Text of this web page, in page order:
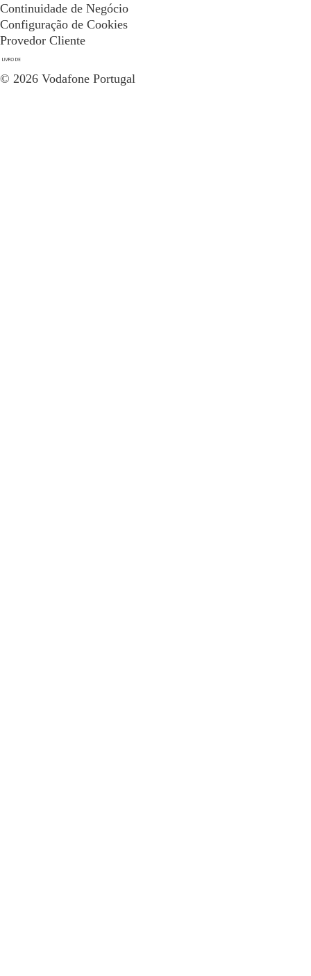
Continuidade de Negócio
Configuração de Cookies
Provedor Cliente
© 2026 Vodafone Portugal